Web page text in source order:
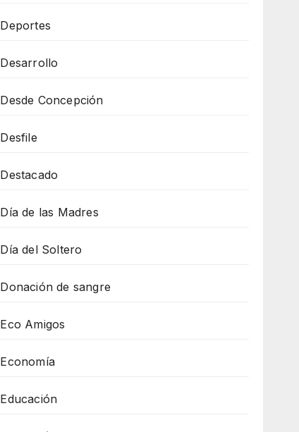
Deportes
Desarrollo
Desde Concepción
Desfile
Destacado
Día de las Madres
Día del Soltero
Donación de sangre
Eco Amigos
Economía
Educación